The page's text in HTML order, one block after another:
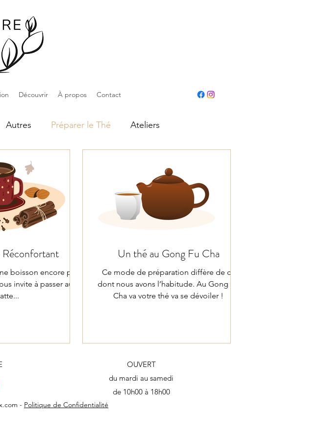
Découvrir À propos Contact
Autres Préparer le Thé Ateliers
boisson encore plus
invite à passer au
Un thé au Gong Fu Cha
Ce mode de préparation diffère de ce
dont nous avons l’habitude. Au Gong Fu
Cha va votre thé va se dévoiler !
OUVERT
du mardi au samedi
de 10h00 à 18h00​
- Politique de Confidentialité